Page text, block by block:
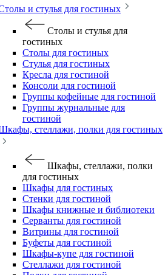
и стулья для гостиных
Столы и стулья для
гостиных
Столы для гостиных
Стулья для гостиных
Кресла для гостиной
Консоли для гостиной
Группы кофейные для гостиной
Группы журнальные для
гостиной
стеллажи, полки для гостиных
Шкафы, стеллажи, полки
для гостиных
Шкафы для гостиных
Стенки для гостиной
Шкафы книжные и библиотеки
Серванты для гостиной
Витрины для гостиной
Буфеты для гостиной
Шкафы-купе для гостиной
Стеллажи для гостиной